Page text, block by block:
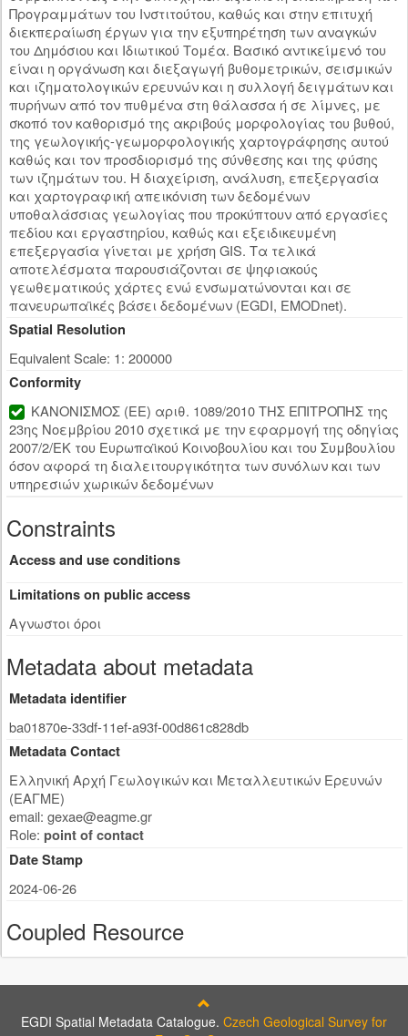
Προγραμμάτων του Ινστιτούτου, καθώς και στην επιτυχή
διεκπεραίωση έργων για την εξυπηρέτηση των αναγκών
του Δημόσιου και Ιδιωτικού Τομέα. Βασικό αντικείμενό του
είναι η οργάνωση και διεξαγωγή βυθομετρικών, σεισμικών
και ιζηματολογικών ερευνών και η συλλογή δειγμάτων και
πυρήνων από τον πυθμένα στη θάλασσα ή σε λίμνες, με
σκοπό τον καθορισμό της ακριβούς μορφολογίας του βυθού,
της γεωλογικής-γεωμορφολογικής χαρτογράφησης αυτού
καθώς και τον προσδιορισμό της σύνθεσης και της φύσης
των ιζημάτων του. Η διαχείριση, ανάλυση, επεξεργασία
και χαρτογραφική απεικόνιση των δεδομένων
υποθαλάσσιας γεωλογίας που προκύπτουν από εργασίες
πεδίου και εργαστηρίου, καθώς και εξειδικευμένη
επεξεργασία γίνεται με χρήση GIS. Τα τελικά
αποτελέσματα παρουσιάζονται σε ψηφιακούς
γεωθεματικούς χάρτες ενώ ενσωματώνονται και σε
πανευρωπαϊκές βάσει δεδομένων (EGDI, EMODnet).
Spatial Resolution
Equivalent Scale: 1: 200000
Conformity
ΚΑΝΟΝΙΣΜΟΣ (ΕΕ) αριθ. 1089/2010 ΤΗΣ ΕΠΙΤΡΟΠΗΣ της
23ης Νοεμβρίου 2010 σχετικά με την εφαρμογή της οδηγίας
2007/2/ΕΚ του Ευρωπαϊκού Κοινοβουλίου και του Συμβουλίου
όσον αφορά τη διαλειτουργικότητα των συνόλων και των
υπηρεσιών χωρικών δεδομένων
Constraints
Access and use conditions
Limitations on public access
Αγνωστοι όροι
Metadata about metadata
Metadata identifier
ba01870e-33df-11ef-a93f-00d861c828db
Metadata Contact
Ελληνική Αρχή Γεωλογικών και Μεταλλευτικών Ερευνών
(ΕΑΓΜΕ)
email: gexae@eagme.gr
Role: point of contact
Date Stamp
2024-06-26
Coupled Resource
EGDI Spatial Metadata Catalogue. Czech Geological Survey for